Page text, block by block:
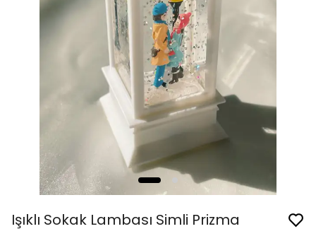
Işıklı Sokak Lambası Simli Prizma